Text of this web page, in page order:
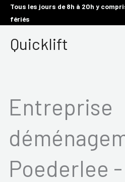
AllerTous les jours de 8h à 20h y
fériés
Quicklift
Entreprise
Poederlee -